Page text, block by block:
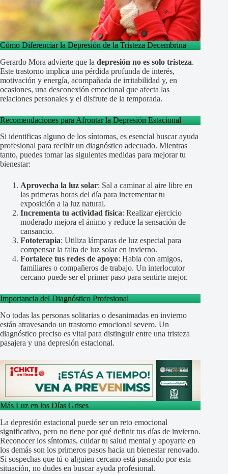
Cómo Diferenciar la Depresión de la Tristeza Decembrina
Gerardo Mora advierte que la depresión no es solo tristeza.
Este trastorno implica una pérdida profunda de interés,
motivación y energía, acompañada de irritabilidad y, en
ocasiones, una desconexión emocional que afecta las
relaciones personales y el disfrute de la temporada.
Recomendaciones para Afrontar la Depresión Estacional
Si identificas alguno de los síntomas, es esencial buscar ayuda
profesional para recibir un diagnóstico adecuado. Mientras
tanto, puedes tomar las siguientes medidas para mejorar tu
bienestar:
Aprovecha la luz solar: Sal a caminar al aire libre en
las primeras horas del día para incrementar tu
exposición a la luz natural.
Incrementa tu actividad física: Realizar ejercicio
moderado mejora el ánimo y reduce la sensación de
cansancio.
Fototerapia: Utiliza lámparas de luz especial para
compensar la falta de luz solar en invierno.
Fortalece tus redes de apoyo: Habla con amigos,
familiares o compañeros de trabajo. Un interlocutor
cercano puede ser el primer paso para sentirte mejor.
Importancia del Diagnóstico Profesional
No todas las personas solitarias o desanimadas en invierno
están atravesando un trastorno emocional severo. Un
diagnóstico preciso es vital para distinguir entre una tristeza
pasajera y una depresión estacional.
Más Luz en los Días Grises
La depresión estacional puede ser un reto emocional
significativo, pero no tiene por qué definir tus días de invierno.
Reconocer los síntomas, cuidar tu salud mental y apoyarte en
los demás son los primeros pasos hacia un bienestar renovado.
Si sospechas que tú o alguien cercano está pasando por esta
situación, no dudes en buscar ayuda profesional.